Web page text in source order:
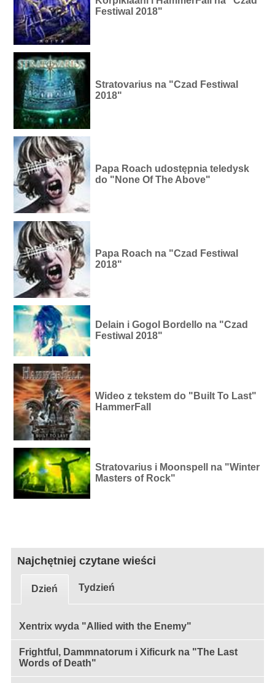
Festiwal 2018"
Stratovarius na "Czad Festiwal
2018"
Papa Roach udostępnia teledysk
do "None Of The Above"
Papa Roach na "Czad Festiwal
2018"
Delain i Gogol Bordello na "Czad
Festiwal 2018"
Wideo z tekstem do "Built To Last"
HammerFall
Stratovarius i Moonspell na "Winter
Masters of Rock"
Najchętniej czytane wieści
Dzień Tydzień
Xentrix wyda "Allied with the Enemy"
Frightful, Dammnatorum i Xificurk na "The Last
Words of Death"